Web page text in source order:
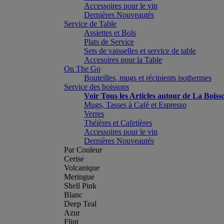
Accessoires pour le vin
Dernières Nouveautés
Service de Table
Assiettes et Bols
Plats de Service
Sets de vaisselles et service de table
Accesoires pour la Table
On The Go
Bouteilles, mugs et récipients isothermes
Service des boissons
Voir Tous les Articles autour de La
Mugs, Tasses à Café et Espresso
Verres
Théières et Cafetières
Accessoires pour le vin
Dernières Nouveautés
Par Couleur
Cerise
Volcanique
Meringue
Shell Pink
Blanc
Deep Teal
Azur
Flint